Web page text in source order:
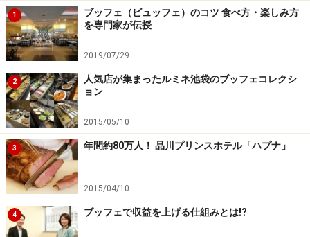
1/2 次のページへ
1
ブッフェ（ビュッフェ）のコツ 食べ方・楽しみ方
を専門家が伝授
2019/07/29
2
人気店が集まったルミネ池袋のブッフェコレクシ
ョン
2015/05/10
3 年間約80万人！ 品川プリンスホテル「ハプナ」
2015/04/10
4 ブッフェで収益を上げる仕組みとは!?